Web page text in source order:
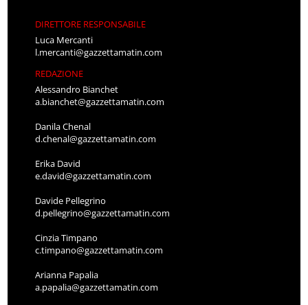
DIRETTORE RESPONSABILE
Luca Mercanti
l.mercanti@gazzettamatin.com
REDAZIONE
Alessandro Bianchet
a.bianchet@gazzettamatin.com
Danila Chenal
d.chenal@gazzettamatin.com
Erika David
e.david@gazzettamatin.com
Davide Pellegrino
d.pellegrino@gazzettamatin.com
Cinzia Timpano
c.timpano@gazzettamatin.com
Arianna Papalia
a.papalia@gazzettamatin.com